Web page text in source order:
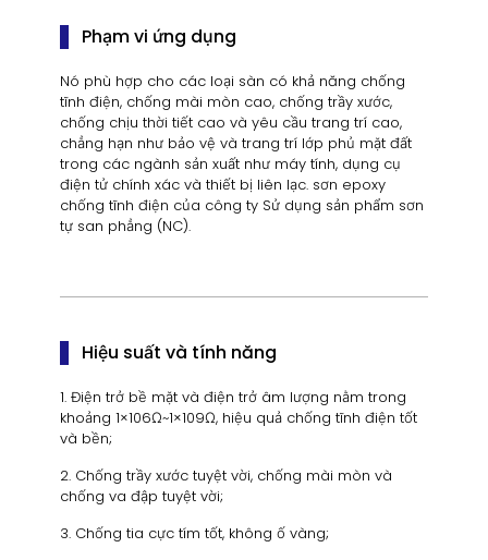
Phạm vi ứng dụng
Nó phù hợp cho các loại sàn có khả năng chống
tĩnh điện, chống mài mòn cao, chống trầy xước,
chống chịu thời tiết cao và yêu cầu trang trí cao,
chẳng hạn như bảo vệ và trang trí lớp phủ mặt đất
trong các ngành sản xuất như máy tính, dụng cụ
điện tử chính xác và thiết bị liên lạc. sơn epoxy
chống tĩnh điện của công ty Sử dụng sản phẩm sơn
tự san phẳng (NC).
Hiệu suất và tính năng
1. Điện trở bề mặt và điện trở âm lượng nằm trong
khoảng 1×106Ω~1×109Ω, hiệu quả chống tĩnh điện tốt
và bền;
2. Chống trầy xước tuyệt vời, chống mài mòn và
chống va đập tuyệt vời;
3. Chống tia cực tím tốt, không ố vàng;